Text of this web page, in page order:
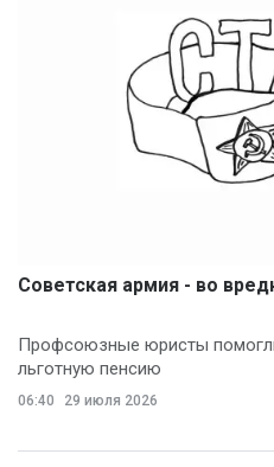
Советская армия - во
Профсоюзные юристы
льготную пенсию
06:40 29 июля 2026